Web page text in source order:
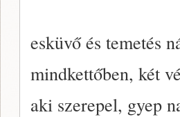
esküvő és temetés
mindkettőben, két
aki szerepel, gyep